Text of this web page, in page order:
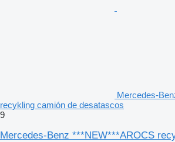
Mercedes-
recykling camión de desatascos
9
Mercedes-Benz ***NEW***AROCS